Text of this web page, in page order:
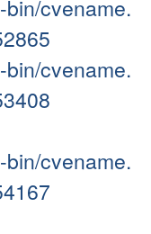
cvename.
cvename.
cvename.